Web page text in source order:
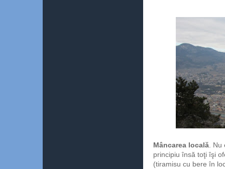
Mâncarea locală .
principiu însă toţi îşi
(tiramisu cu bere în